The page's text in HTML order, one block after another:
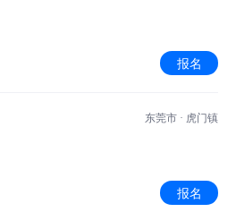
报名
东莞市 · 虎门镇
报名